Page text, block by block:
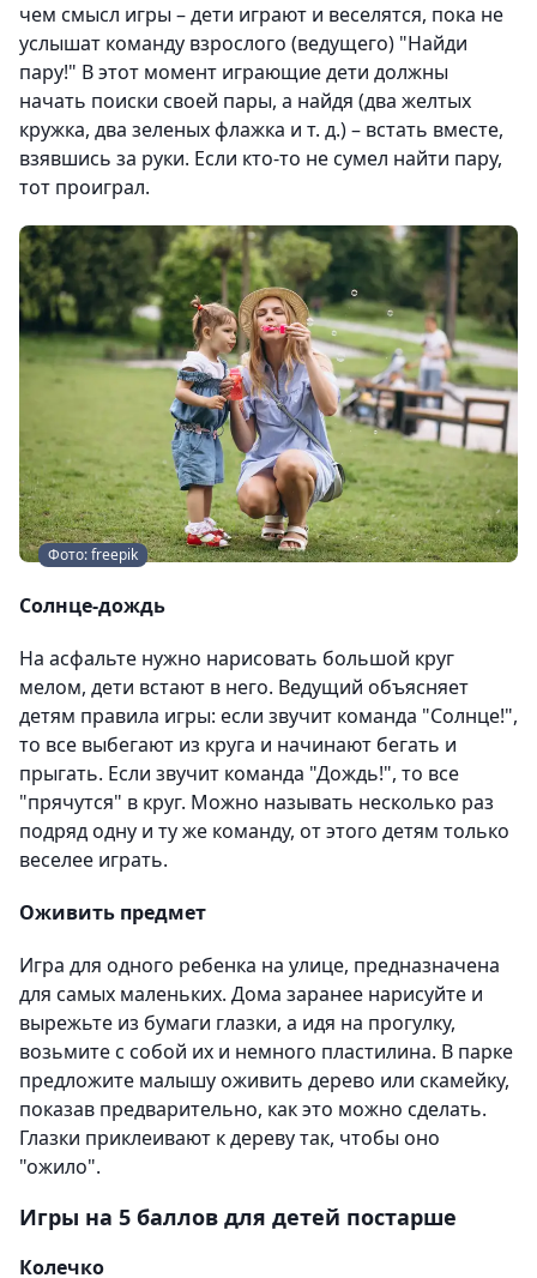
чем смысл игры – дети играют и веселятся, пока не
услышат команду взрослого (ведущего) "Найди
пару!" В этот момент играющие дети должны
начать поиски своей пары, а найдя (два желтых
кружка, два зеленых флажка и т. д.) – встать вместе,
взявшись за руки. Если кто-то не сумел найти пару,
тот проиграл.
Фото: freepik
Солнце-дождь
На асфальте нужно нарисовать большой круг
мелом, дети встают в него. Ведущий объясняет
детям правила игры: если звучит команда "Солнце!",
то все выбегают из круга и начинают бегать и
прыгать. Если звучит команда "Дождь!", то все
"прячутся" в круг. Можно называть несколько раз
подряд одну и ту же команду, от этого детям только
веселее играть.
Оживить предмет
Игра для одного ребенка на улице, предназначена
для самых маленьких. Дома заранее нарисуйте и
вырежьте из бумаги глазки, а идя на прогулку,
возьмите с собой их и немного пластилина. В парке
предложите малышу оживить дерево или скамейку,
показав предварительно, как это можно сделать.
Глазки приклеивают к дереву так, чтобы оно
"ожило".
Игры на 5 баллов для детей постарше
Колечко